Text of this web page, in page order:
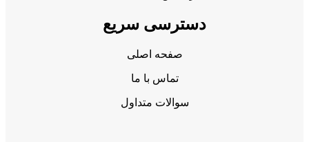
دسترسی سریع
صفحه اصلی
تماس با ما
سوالات متداول